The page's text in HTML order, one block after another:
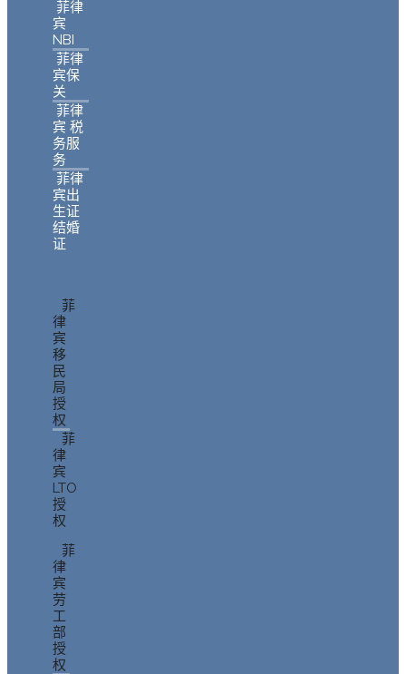
菲律
宾
NBI
菲律
宾保
关
菲律
宾 税
务服
务
菲律
宾出
生证
结婚
证
菲
律
宾
移
民
局
授
权
菲
律
宾
LTO
授
权
菲
律
宾
劳
工
部
授
权